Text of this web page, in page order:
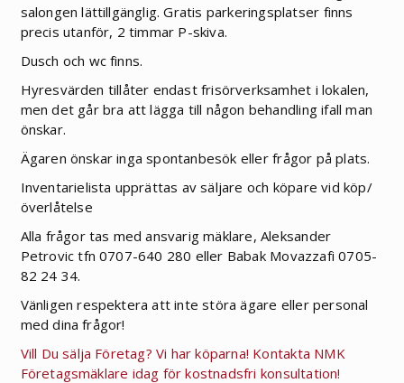
salongen lättillgänglig. Gratis parkeringsplatser finns
precis utanför, 2 timmar P-skiva.
Dusch och wc finns.
Hyresvärden tillåter endast frisörverksamhet i lokalen,
men det går bra att lägga till någon behandling ifall man
önskar.
Ägaren önskar inga spontanbesök eller frågor på plats.
Inventarielista upprättas av säljare och köpare vid köp/
överlåtelse
Alla frågor tas med ansvarig mäklare, Aleksander
Petrovic tfn 0707-640 280 eller Babak Movazzafi 0705-
82 24 34.
Vänligen respektera att inte störa ägare eller personal
med dina frågor!
Vill Du sälja Företag? Vi har köparna! Kontakta NMK
Företagsmäklare idag för kostnadsfri konsultation!